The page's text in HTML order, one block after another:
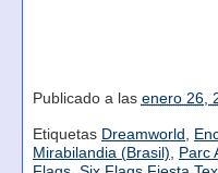
Publicado a las enero 26,
Etiquetas Dreamworld
Mirabilandia (Brasil)
Parc